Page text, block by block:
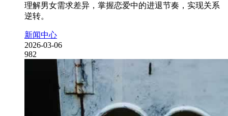
理解男女需求差异，掌握恋爱中的进退节奏，实现关系
逆转。
新闻中心
2026-03-06
982